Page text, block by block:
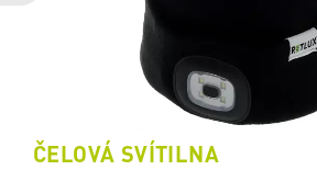
ČELOVÁ SVÍTILNA